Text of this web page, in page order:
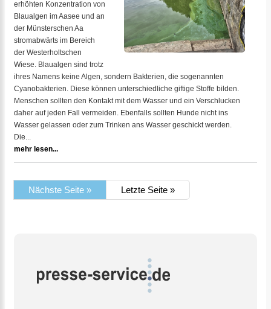
erhöhten Konzentration von
Blaualgen im Aasee und an
der Münsterschen Aa
stromabwärts im Bereich
der Westerholtschen
Wiese. Blaualgen sind trotz
ihres Namens keine Algen, sondern Bakterien, die sogenannten
Cyanobakterien. Diese können unterschiedliche giftige Stoffe bilden.
Menschen sollten den Kontakt mit dem Wasser und ein Verschlucken
daher auf jeden Fall vermeiden. Ebenfalls sollten Hunde nicht ins
Wasser gelassen oder zum Trinken ans Wasser geschickt werden.
Die...
mehr lesen...
Nächste Seite » Letzte Seite »